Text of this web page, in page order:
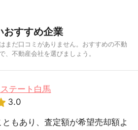
おすすめ企業
まだ口コミがありません。おすすめの不動
、不動産会社を選びましょう。
テート白馬
3.0
もあり、査定額が希望売却額よ